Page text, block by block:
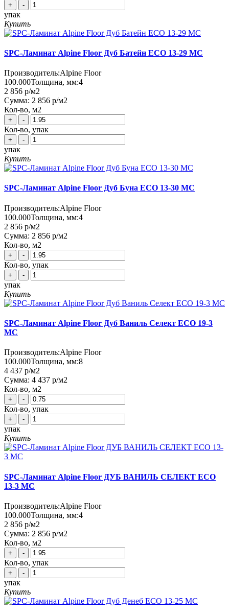
+ -
упак
Купить
SPC-Ламинат Alpine Floor Дуб Батейн ЕСО 13-29 MC
Производитель:Alpine Floor
100.000Толщина, мм:4
2 856 р/м2
Сумма: 2 856 р/м2
Кол-во, м2
+ -
Кол-во, упак
+ -
упак
Купить
SPC-Ламинат Alpine Floor Дуб Буна ЕСО 13-30 MC
Производитель:Alpine Floor
100.000Толщина, мм:4
2 856 р/м2
Сумма: 2 856 р/м2
Кол-во, м2
+ -
Кол-во, упак
+ -
упак
Купить
SPC-Ламинат Alpine Floor Дуб Ваниль Селект ECO 19-3
MC
Производитель:Alpine Floor
100.000Толщина, мм:8
4 437 р/м2
Сумма: 4 437 р/м2
Кол-во, м2
+ -
Кол-во, упак
+ -
упак
Купить
SPC-Ламинат Alpine Floor ДУБ ВАНИЛЬ СЕЛЕКТ ЕСО
13-3 MC
Производитель:Alpine Floor
100.000Толщина, мм:4
2 856 р/м2
Сумма: 2 856 р/м2
Кол-во, м2
+ -
Кол-во, упак
+ -
упак
Купить